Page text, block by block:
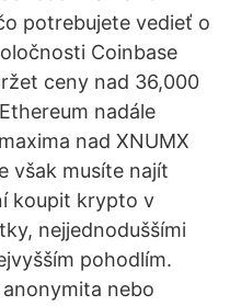
potrebujete vedieť o
Coinbase
ceny nad 36,000
nadále
nad XNUMX
však musíte najít
koupit krypto v
nejjednoduššími
pohodlím.
nebo